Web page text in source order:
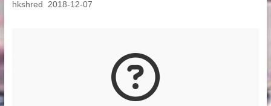
hkshred 2018-12-07